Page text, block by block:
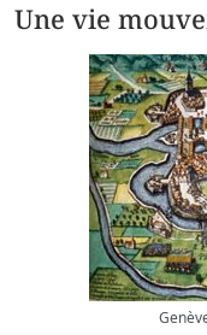
Une vie